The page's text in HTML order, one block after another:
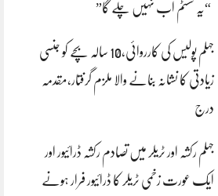
“یہ سسٹم اب نہیں چلے گا”
جہلم پولیس کی کارروائی،10 سالہ بچے کو جنسی
زیادتی کا نشانہ بنانے والا ملزم گرفتار،مقدمہ
درج
جہلم رکشہ اور ٹریلر میں تصادم رکشہ ڈرائیور اور
ایک عورت زخمی ٹریلر کا ڈرائیور فرار ہونے